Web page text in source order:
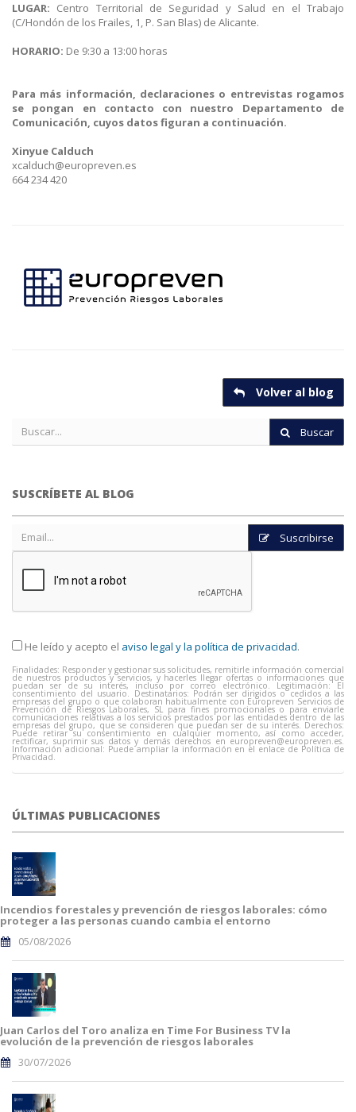
LUGAR: Centro Territorial de Seguridad y Salud en el Trabajo
(C/Hondón de los Frailes, 1, P. San Blas) de Alicante.
HORARIO: De 9:30 a 13:00 horas
Para más información, declaraciones o entrevistas rogamos
se pongan en contacto con nuestro Departamento de
Comunicación, cuyos datos figuran a continuación.
Xinyue Calduch
xcalduch@europreven.es
664 234 420
Volver al blog
Buscar
SUSCRÍBETE AL BLOG
Suscribirse
He leído y acepto el aviso legal y la política de privacidad.
Finalidades: Responder y gestionar sus solicitudes, remitirle información comercial
de nuestros productos y servicios, y hacerles llegar ofertas o informaciones que
puedan ser de su interés, incluso por correo electrónico. Legitimación: El
consentimiento del usuario. Destinatarios: Podrán ser dirigidos o cedidos a las
empresas del grupo o que colaboran habitualmente con Europreven Servicios de
Prevención de Riesgos Laborales, SL para fines promocionales o para enviarle
comunicaciones relativas a los servicios prestados por las entidades dentro de las
empresas del grupo, que se consideren que puedan ser de su interés. Derechos:
Puede retirar su consentimiento en cualquier momento, así como acceder,
rectificar, suprimir sus datos y demás derechos en europreven@europreven.es.
Información adicional: Puede ampliar la información en el enlace de Política de
Privacidad.
ÚLTIMAS PUBLICACIONES
Incendios forestales y prevención de riesgos laborales: cómo
proteger a las personas cuando cambia el entorno
05/08/2026
Juan Carlos del Toro analiza en Time For Business TV la
evolución de la prevención de riesgos laborales
30/07/2026